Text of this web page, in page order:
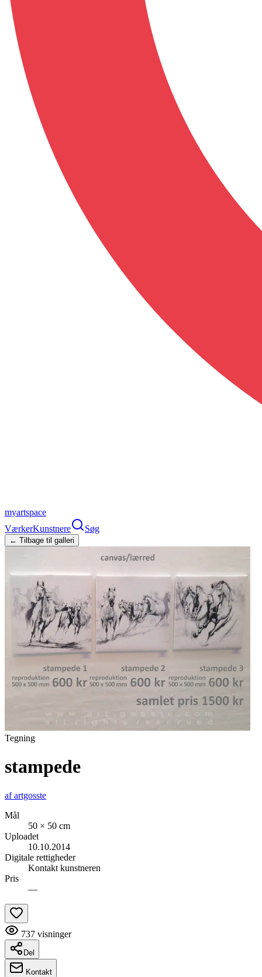
myartspace
VærkerKunstnere Søg
← Tilbage til galleri
Tegning
stampede
afartgosste
Mål
50 × 50 cm
Uploadet
10.10.2014
Digitale rettigheder
Kontakt kunstneren
Pris
—
737 visninger
Del
Kontakt